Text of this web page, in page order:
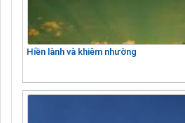
Hiền lành và khiêm nhường